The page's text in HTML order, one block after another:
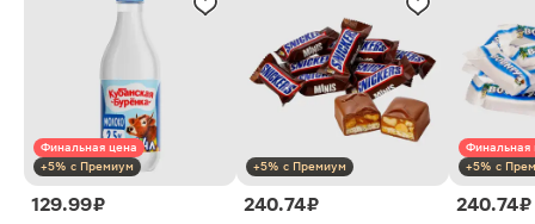
Финальная цена
+5% с Премиум
129.99 ₽
+5% с Премиум
240.74 ₽
Финальная
+5% с
240.74 ₽